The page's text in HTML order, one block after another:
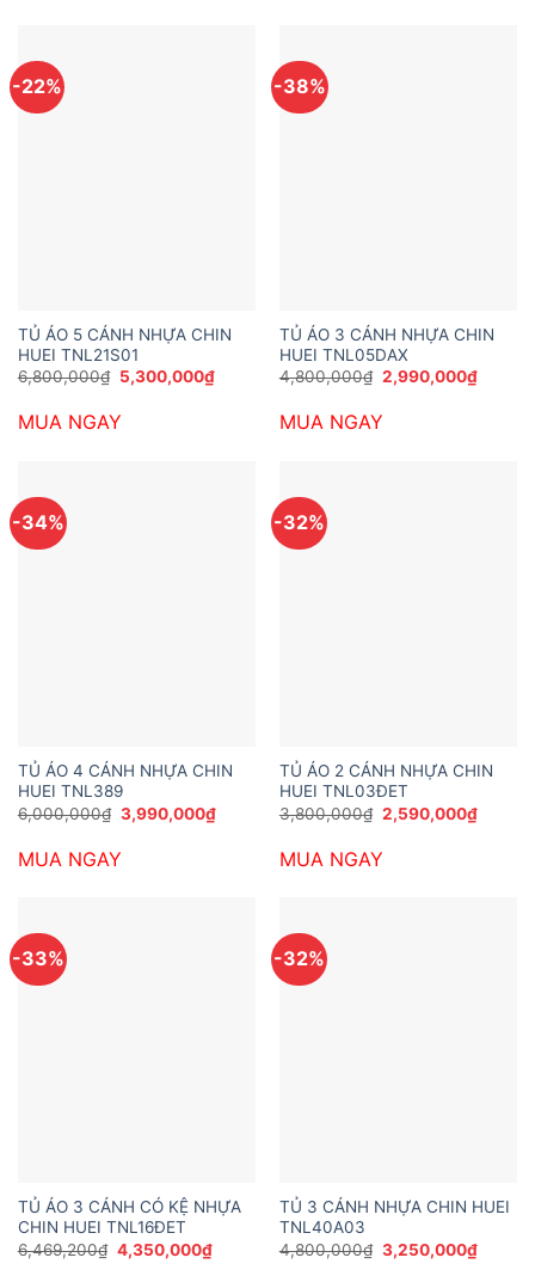
-22%
TỦ ÁO 5 CÁNH NHỰA CHIN
HUEI TNL21S01
6,800,000₫ Giá
gốc
6,800,000₫.
5,300,000₫Giá
hiện
MUA NGAY
-38%
TỦ ÁO 3 CÁNH NHỰA CHIN
HUEI TNL05DAX
4,800,000₫ Giá
gốc
4,800,000₫.
2,990,000₫Giá
hiện
MUA NGAY
-34%
TỦ ÁO 4 CÁNH NHỰA CHIN
HUEI TNL389
6,000,000₫ Giá
gốc
6,000,000₫.
3,990,000₫Giá
hiện
3,990,000₫.
MUA NGAY
-32%
TỦ ÁO 2 CÁNH NHỰA CHIN
HUEI TNL03ĐET
3,800,000₫ Giá
gốc
3,800,000₫.
2,590,000₫Giá
hiện
MUA NGAY
-33%
TỦ ÁO 3 CÁNH CÓ KỆ NHỰA
CHIN HUEI TNL16ĐET
6,469,200₫ Giá
gốc
4,350,000₫Giá
hiện
-32%
TỦ 3 CÁNH NHỰA CHIN HUEI
TNL40A03
4,800,000₫ Giá
gốc
3,250,000₫Giá
hiện